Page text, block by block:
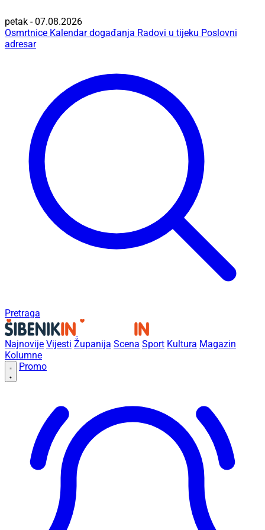
petak - 07.08.2026
Osmrtnice Kalendar događanja Radovi u tijeku Poslovni
adresar
Pretraga
Najnovije Vijesti Županija Scena Sport Kultura Magazin
Kolumne
Promo